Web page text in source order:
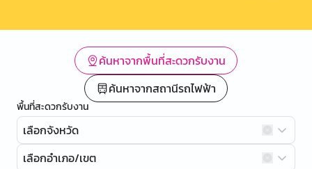
ค้นหาจากพื้นที่สะดวกรับงาน
ค้นหาจากสถานีรถไฟฟ้า
พื้นที่สะดวกรับงาน
เลือกจังหวัด
เลือกอำเภอ/เขต